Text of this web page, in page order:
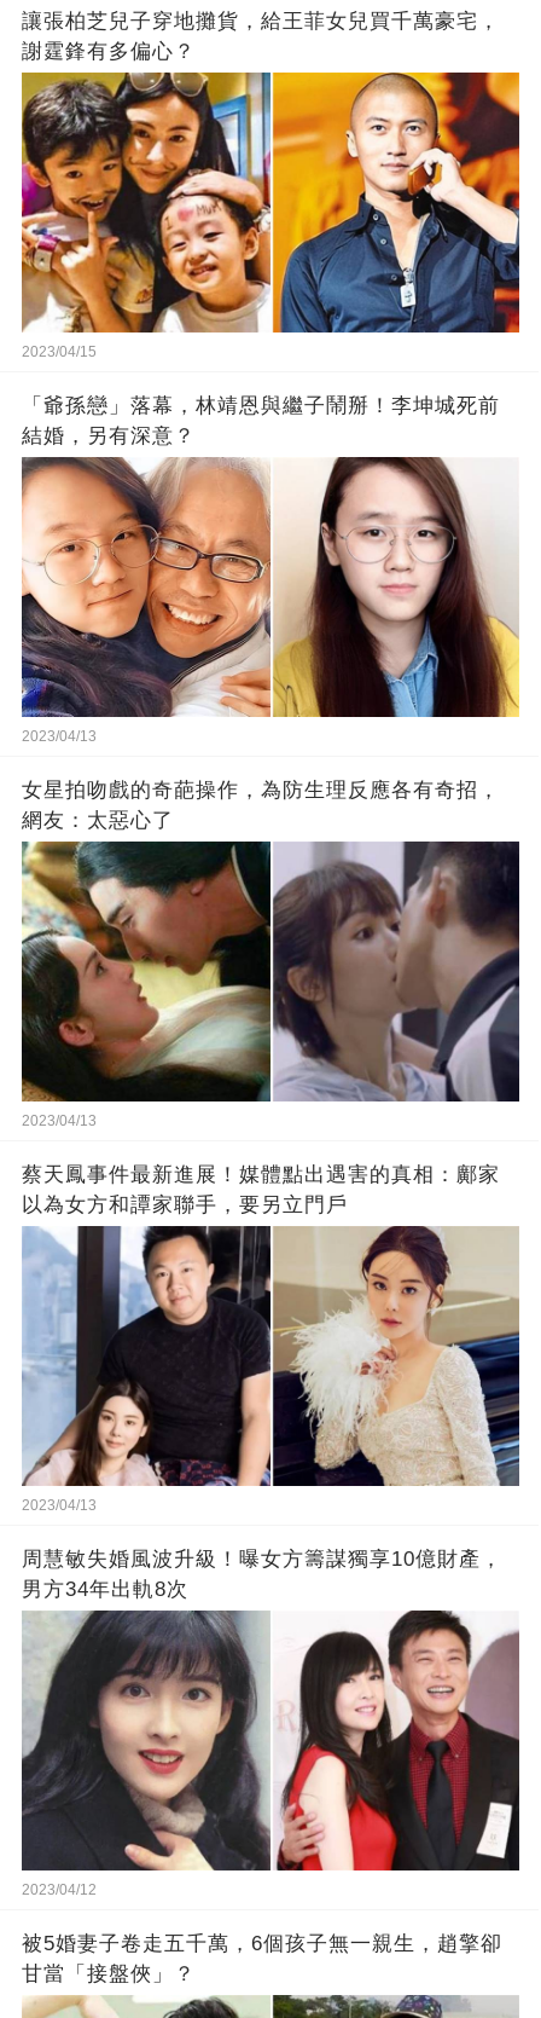
讓張柏芝兒子穿地攤貨，給王菲女兒買千萬豪宅，
謝霆鋒有多偏心？
2023/04/15
「爺孫戀」落幕，林靖恩與繼子鬧掰！李坤城死前
結婚，另有深意？
2023/04/13
女星拍吻戲的奇葩操作，為防生理反應各有奇招，
網友：太惡心了
2023/04/13
蔡天鳳事件最新進展！媒體點出遇害的真相：鄺家
以為女方和譚家聯手，要另立門戶
2023/04/13
周慧敏失婚風波升級！曝女方籌謀獨享10億財產，
男方34年出軌8次
2023/04/12
被5婚妻子卷走五千萬，6個孩子無一親生，趙擎卻
甘當「接盤俠」？